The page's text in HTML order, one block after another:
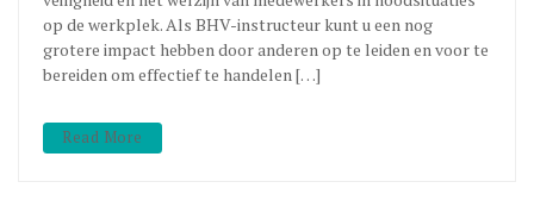
op de werkplek. Als BHV-instructeur kunt u een nog
grotere impact hebben door anderen op te leiden en voor te
bereiden om effectief te handelen […]
Read More